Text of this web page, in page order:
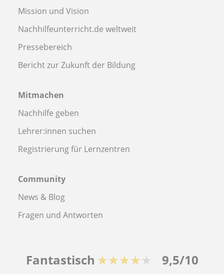
Mission und Vision
Nachhilfeunterricht.de weltweit
Pressebereich
Bericht zur Zukunft der Bildung
Mitmachen
Nachhilfe geben
Lehrer:innen suchen
Registrierung für Lernzentren
Community
News & Blog
Fragen und Antworten
Fantastisch ★★★★★ 9,5/10